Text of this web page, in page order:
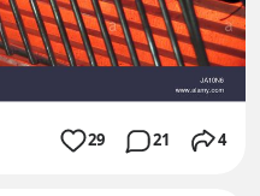
29 21 4